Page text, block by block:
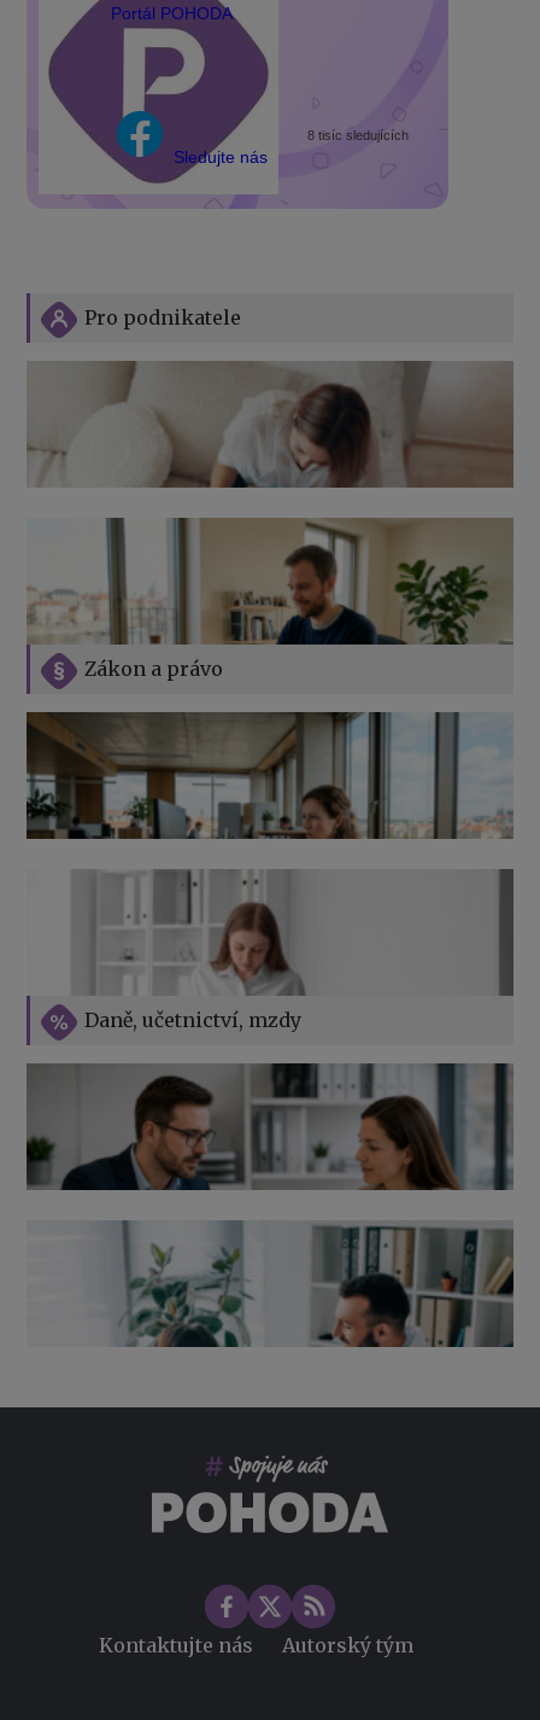
Portál POHODA
Sledujte nás
8 tisíc sledujících
Daně, učetnictví, mzdy
Zákon a právo
Vše o překážkách v práci na straně zaměstnavatele
Výpověď ze zdravotních důvodů 2026 – průvodce pro
zaměstnavatele
Pro podnikatele
Jak na podnikání při rodičovské dovolené
Přehledy pro OSSZ a zdravotní pojišťovny – jak na ně
v roce 2026
Kontaktujte nás Autorský tým